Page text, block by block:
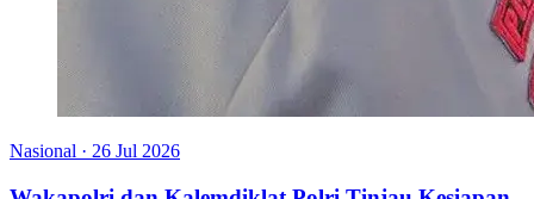
Nasional · 26 Jul 2026